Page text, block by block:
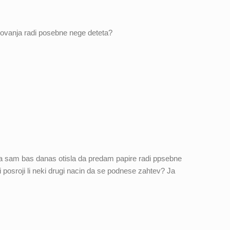
radi posebne nege deteta?
bas danas otisla da predam papire radi ppsebne
li neki drugi nacin da se podnese zahtev? Ja